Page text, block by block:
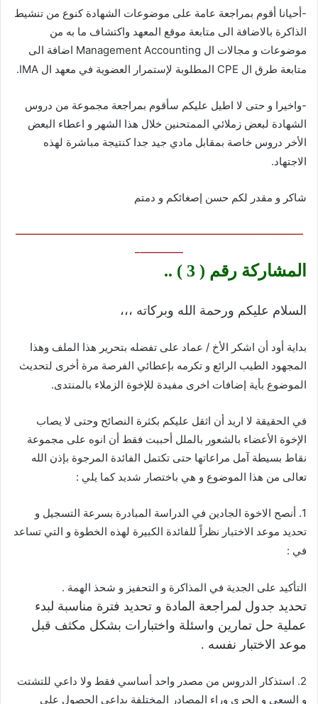
-أحيانا أقوم بمراجعة عامة على موضوعات الشهادة كنوع من تنشيط
الذاكرة بالاضافة الى متابعة موقع المعهد واكتشاف ما به من
موضوعات و مجالات ال Management Accounting اضافة الى
متابعة طرق ال CPE المطلوبة لإستمرار العضوية في معهد ال IMA.
-واخيرا و حتى لا اطيل عليكم سأقوم بمراجعة مجموعة من دروس
الشهادة لبعض زملائي الممتحنين خلال هذا الشهر و اعطاء البعض
الأخر دروس خاصة بمقابل مادي جيد جدا كنتيجة مباشرة لهذه
الاجتهاد.
شاكر و مقدر لكم حسن إصغائكم و دمتم
———————————————————————————
————–
المشاركة رقم ( 3 ) ..
السلام عليكم ورحمة الله وبركاته ،،،
بداية أود أن اشكر الأخ / عماد على تفضله بتحرير هذا الملف وهذا
المجهود الطيب الرائع و تكرمه بإعطائي الفرصة مرة أخرى لتحديث
الموضوع بأية إضافات اخرى مفيدة للإخوة الزملاء بالمنتدى.
في الحقيقة لا اريد أن اثقل عليكم بكثرة النصائح وحتى لا يصاب
الإخوة الأعضاء بالشعور بالملل أحببت فقط أن انوه على مجموعة
نقاط بسيطة آمل مراعاتها حتى تكتمل الفائدة المرجوة بإذن الله
تعالى من هذا الموضوع و هي باختصار شديد كما يلي :
1. أنصح الاخوة الجادين في الدراسة المبادرة بسرعة التسجيل و
تحديد موعد الاختبار نظراً للفائدة الكبيرة لهذه الخطوة و التي تساعد
في :
التأكيد على الجدية في المذاكرة و التحفيز و شحذ الهمة .
تحديد جدول لمراجعة المادة و تحديد فترة مناسبة لبدء
عملية حل تمارين واسئلة واختبارات بشكل مكثف قبل
موعد الاختبار نفسه .
2. استذكار الدروس من مصدر واحد أساسي فقط ولا داعي للتشتت
و السعي و الجري وراء المصادر المختلفة بداعي الحصول على